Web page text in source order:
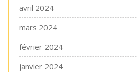
avril 2024
mars 2024
février 2024
janvier 2024